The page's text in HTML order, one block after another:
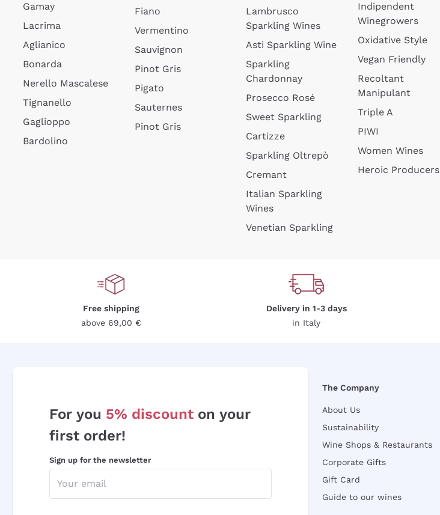
Gamay
Lacrima
Aglianico
Bonarda
Nerello Mascalese
Tignanello
Gaglioppo
Bardolino
Fiano
Vermentino
Sauvignon
Pinot Gris
Pigato
Sauternes
Pinot Gris
Lambrusco
Sparkling Wines
Asti Sparkling Wine
Sparkling
Chardonnay
Prosecco Rosé
Sweet Sparkling
Cartizze
Sparkling Oltrepò
Cremant
Italian Sparkling
Wines
Venetian Sparkling
Indipendent
Winegrowers
Oxidative Style
Vegan Friendly
Recoltant
Manipulant
Triple A
PIWI
Women Wines
Heroic Producers
Free shipping
above 69,00 €
Delivery in 1-3 days
in Italy
For you 5% discount on your
first order!
Sign up for the newsletter
The Company
About Us
Sustainability
Wine Shops & Restaurants
Corporate Gifts
Gift Card
Guide to our wines